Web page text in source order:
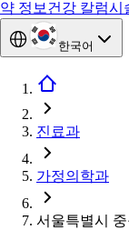
약 정보 건강 칼럼시
한국어
진료과
가정의학과
서울특별시 중